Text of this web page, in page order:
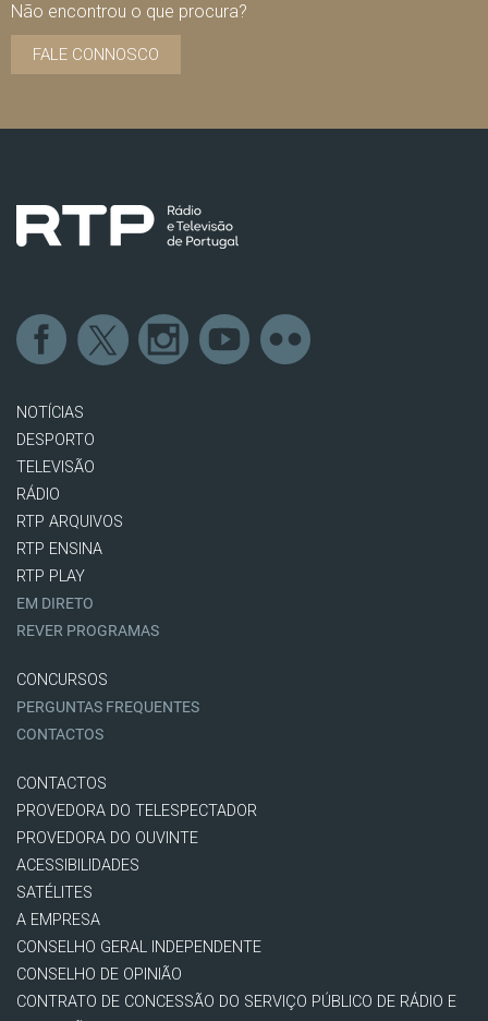
Não encontrou o que procura?
FALE CONNOSCO
NOTÍCIAS
DESPORTO
TELEVISÃO
RÁDIO
RTP ARQUIVOS
RTP ENSINA
RTP PLAY
EM DIRETO
REVER PROGRAMAS
CONCURSOS
PERGUNTAS FREQUENTES
CONTACTOS
CONTACTOS
PROVEDORA DO TELESPECTADOR
PROVEDORA DO OUVINTE
ACESSIBILIDADES
SATÉLITES
A EMPRESA
CONSELHO GERAL INDEPENDENTE
CONSELHO DE OPINIÃO
CONTRATO DE CONCESSÃO DO SERVIÇO PÚBLICO DE RÁDIO E